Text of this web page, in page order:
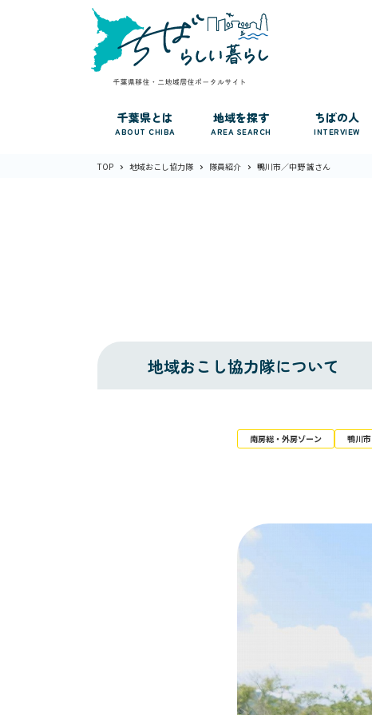
千葉県とは
ABOUT CHIBA
地域を探す
AREA SEARCH
ちばの人
INTERVIEW
TOP 地域おこし協力隊 隊員紹介 鴨川市／中野 誠さん
地域おこし協力隊について
南房総・外房ゾーン 鴨川市